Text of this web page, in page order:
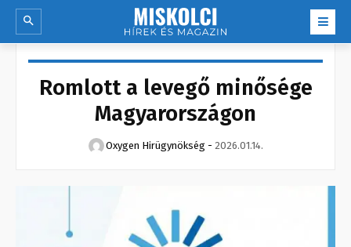
Romlott a levegő minősége
Magyarországon
Oxygen Hirügynökség - 2026.01.14.